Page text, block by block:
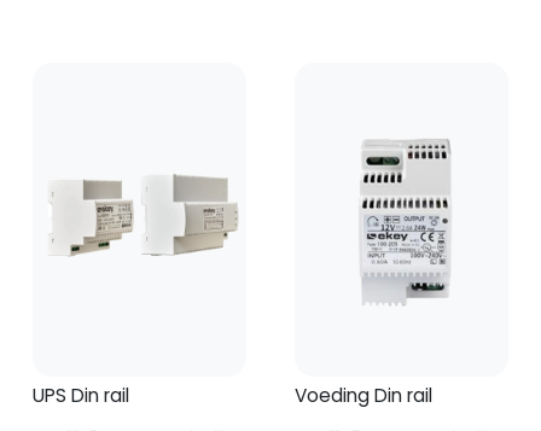
UPS Din rail Voeding Din rail